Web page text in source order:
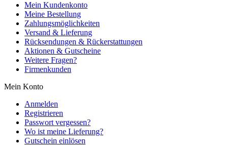
Mein Kundenkonto
Meine Bestellung
Zahlungsmöglichkeiten
Versand & Lieferung
Rücksendungen & Rückerstattungen
Aktionen & Gutscheine
Weitere Fragen?
Firmenkunden
Mein Konto
Anmelden
Registrieren
Passwort vergessen?
Wo ist meine Lieferung?
Gutschein einlösen